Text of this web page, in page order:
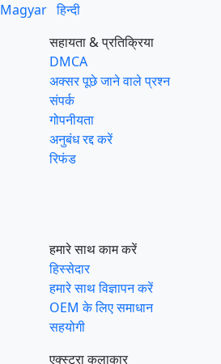
Magyar हिन्दी
सहायता & प्रतिक्रिया
DMCA
अक्सर पूछे जाने वाले प्रश्न
संपर्क
गोपनीयता
अनुबंध रद्द करें
रिफंड
हमारे साथ काम करें
हिस्सेदार
हमारे साथ विज्ञापन करें
OEM के लिए समाधान
सहयोगी
एक्स्ट्रा कलाकार